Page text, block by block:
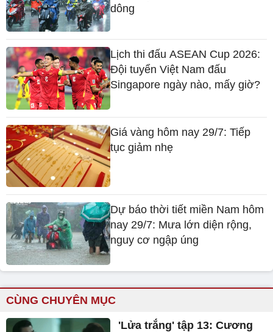
dông
Lịch thi đấu ASEAN Cup 2026:
Đội tuyển Việt Nam đấu
Singapore ngày nào, mấy giờ?
Giá vàng hôm nay 29/7: Tiếp
tục giảm nhẹ
Dự báo thời tiết miền Nam hôm
nay 29/7: Mưa lớn diện rộng,
nguy cơ ngập úng
CÙNG CHUYÊN MỤC
'Lửa trắng' tập 13: Cương